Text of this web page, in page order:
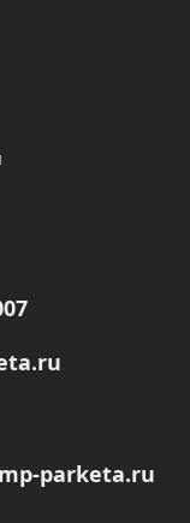
parketa.ru